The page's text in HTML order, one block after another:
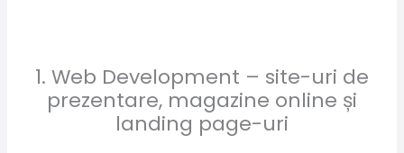
1. Web Development – site-uri de
prezentare, magazine online și
landing page-uri